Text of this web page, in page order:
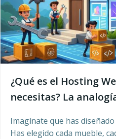
¿Qué es el Hosting
necesitas? La
Imagínate que has
Has elegido cada mueble,